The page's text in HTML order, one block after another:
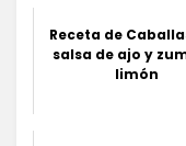
Receta de
salsa de ajo y
limón